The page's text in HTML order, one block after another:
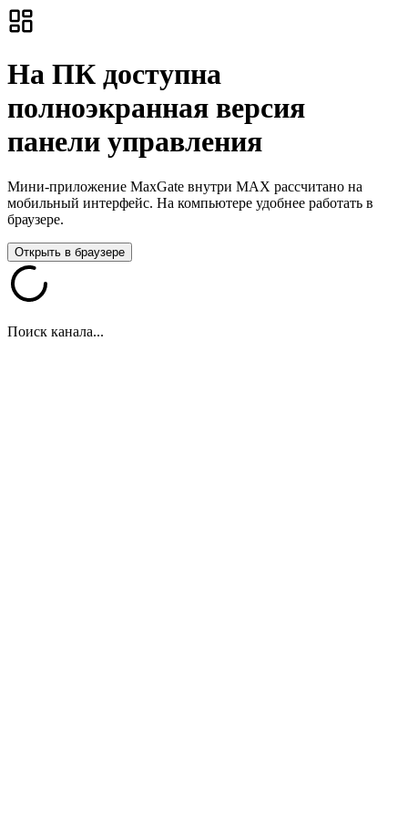
На ПК доступна
полноэкранная версия
панели управления
Мини-приложение MaxGate внутри MAX рассчитано на
мобильный интерфейс. На компьютере удобнее работать в
браузере.
Открыть в браузере
Поиск канала...